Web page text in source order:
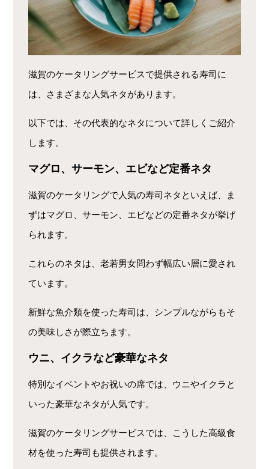
滋賀のケータリングサービスで提供される寿司に
は、さまざまな人気ネタがあります。
以下では、その代表的なネタについて詳しくご紹介
します。
マグロ、サーモン、エビなど定番ネタ
滋賀のケータリングで人気の寿司ネタといえば、ま
ずはマグロ、サーモン、エビなどの定番ネタが挙げ
られます。
これらのネタは、老若男女問わず幅広い層に愛され
ています。
新鮮な魚介類を使った寿司は、シンプルながらもそ
の美味しさが際立ちます。
ウニ、イクラなど豪華なネタ
特別なイベントやお祝いの席では、ウニやイクラと
いった豪華なネタが人気です。
滋賀のケータリングサービスでは、こうした高級食
材を使った寿司も提供されます。